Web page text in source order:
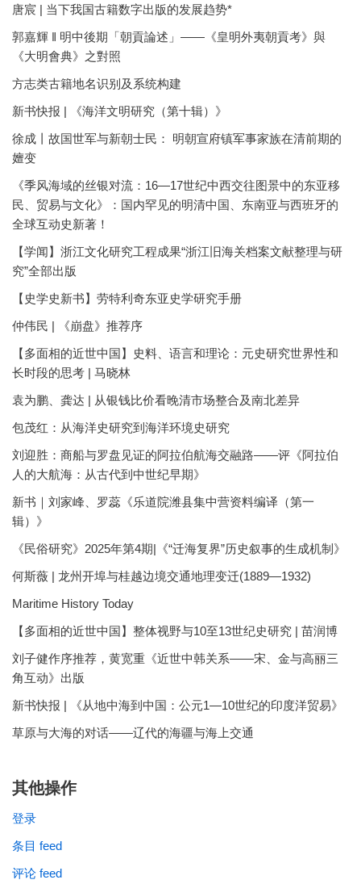
唐宸 | 当下我国古籍数字出版的发展趋势*
郭嘉輝 ‖ 明中後期「朝貢論述」——《皇明外夷朝貢考》與
《大明會典》之對照
方志类古籍地名识别及系统构建
新书快报 | 《海洋文明研究（第十辑）》
徐成丨故国世军与新朝士民： 明朝宣府镇军事家族在清前期的
嬗变
《季风海域的丝银对流：16—17世纪中西交往图景中的东亚移
民、贸易与文化》：国内罕见的明清中国、东南亚与西班牙的
全球互动史新著！
【学闻】浙江文化研究工程成果“浙江旧海关档案文献整理与研
究”全部出版
【史学史新书】劳特利奇东亚史学研究手册
仲伟民 | 《崩盘》推荐序
【多面相的近世中国】史料、语言和理论：元史研究世界性和
长时段的思考 | 马晓林
袁为鹏、龚达 | 从银钱比价看晚清市场整合及南北差异
包茂红：从海洋史研究到海洋环境史研究
刘迎胜：商船与罗盘见证的阿拉伯航海交融路——评《阿拉伯
人的大航海：从古代到中世纪早期》
新书｜刘家峰、罗蕊《乐道院潍县集中营资料编译（第一
辑）》
《民俗研究》2025年第4期|《“迁海复界”历史叙事的生成机制》
何斯薇 | 龙州开埠与桂越边境交通地理变迁(1889—1932)
Maritime History Today
【多面相的近世中国】整体视野与10至13世纪史研究 | 苗润博
刘子健作序推荐，黄宽重《近世中韩关系——宋、金与高丽三
角互动》出版
新书快报 | 《从地中海到中国：公元1—10世纪的印度洋贸易》
草原与大海的对话——辽代的海疆与海上交通
其他操作
登录
条目 feed
评论 feed